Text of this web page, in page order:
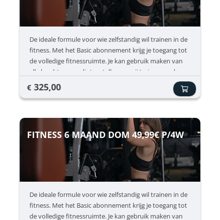
De ideale formule voor wie zelfstandig wil trainen in de
fitness. Met het Basic abonnement krijg je toegang tot
de volledige fitnessruimte. Je kan gebruik maken van
alle kracht- en cardiotoestellen en vrij trainen op de
momenten die jou het beste passen. Dit abonnement
is perfect voor mensen die graag hun eigen
fitness ✔ Gebruik van alle krachttoestellen ✔ Gebruik
van cardio toestellen ✔ Vrij traine
€ 325,00
FITNESS 6 MAAND DOM 49,99€ P/4W
De ideale formule voor wie zelfstandig wil trainen in de
fitness. Met het Basic abonnement krijg je toegang tot
de volledige fitnessruimte. Je kan gebruik maken van